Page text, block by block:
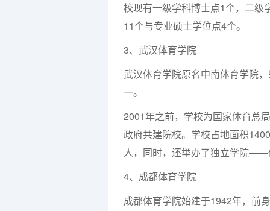
校现有一级学科博士点1个，二级
11个与专业硕士学位点4个。
3、武汉体育学院
武汉体育学院原名中南体育学院
一。
2001年之前，学校为国家体育总
政府共建院校。学校占地面积
人，同时，还举办了独立学院——
4、成都体育学院
成都体育学院始建于1942年，前